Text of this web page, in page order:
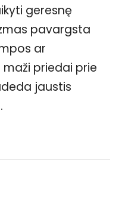
geresnę
pavargsta
ar
priedai prie
jaustis